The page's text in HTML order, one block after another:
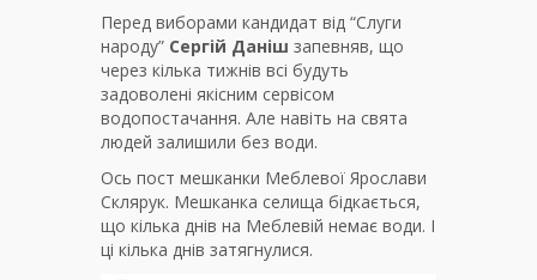
Перед виборами кандидат від “Слуги
народу” Сергій Даніш запевняв, що
через кілька тижнів всі будуть
задоволені якісним сервісом
водопостачання. Але навіть на свята
людей залишили без води.
Ось пост мешканки Меблевої Ярослави
Склярук. Мешканка селища бідкається,
що кілька днів на Меблевій немає води. І
ці кілька днів затягнулися.